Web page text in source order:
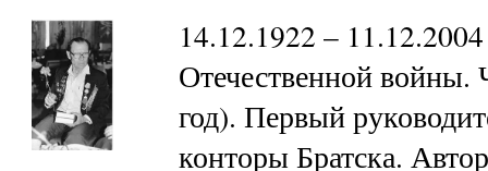
14.12.1922 –
Отечественной
год). Первый
конторы Братска.